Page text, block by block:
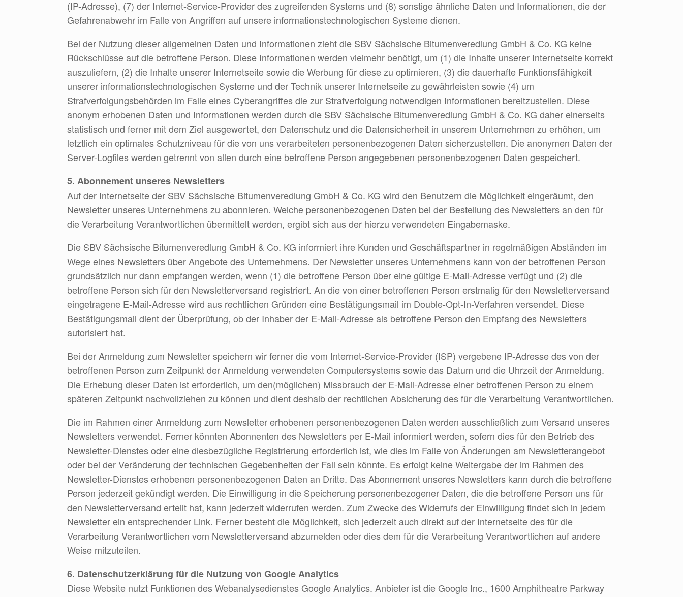
(IP-Adresse), (7) der Internet-Service-Provider des zugreifenden Systems und (8) sonstige ähnliche Daten und Informationen, die der
Gefahrenabwehr im Falle von Angriffen auf unsere informationstechnologischen Systeme dienen.
Bei der Nutzung dieser allgemeinen Daten und Informationen zieht die SBV Sächsische Bitumenveredlung GmbH & Co. KG keine
Rückschlüsse auf die betroffene Person. Diese Informationen werden vielmehr benötigt, um (1) die Inhalte unserer Internetseite korrekt
auszuliefern, (2) die Inhalte unserer Internetseite sowie die Werbung für diese zu optimieren, (3) die dauerhafte Funktionsfähigkeit
unserer informationstechnologischen Systeme und der Technik unserer Internetseite zu gewährleisten sowie (4) um
Strafverfolgungsbehörden im Falle eines Cyberangriffes die zur Strafverfolgung notwendigen Informationen bereitzustellen. Diese
anonym erhobenen Daten und Informationen werden durch die SBV Sächsische Bitumenveredlung GmbH & Co. KG daher einerseits
statistisch und ferner mit dem Ziel ausgewertet, den Datenschutz und die Datensicherheit in unserem Unternehmen zu erhöhen, um
letztlich ein optimales Schutzniveau für die von uns verarbeiteten personenbezogenen Daten sicherzustellen. Die anonymen Daten der
Server-Logfiles werden getrennt von allen durch eine betroffene Person angegebenen personenbezogenen Daten gespeichert.
5. Abonnement unseres Newsletters
Auf der Internetseite der SBV Sächsische Bitumenveredlung GmbH & Co. KG wird den Benutzern die Möglichkeit eingeräumt, den
Newsletter unseres Unternehmens zu abonnieren. Welche personenbezogenen Daten bei der Bestellung des Newsletters an den für
die Verarbeitung Verantwortlichen übermittelt werden, ergibt sich aus der hierzu verwendeten Eingabemaske.
Die SBV Sächsische Bitumenveredlung GmbH & Co. KG informiert ihre Kunden und Geschäftspartner in regelmäßigen Abständen im
Wege eines Newsletters über Angebote des Unternehmens. Der Newsletter unseres Unternehmens kann von der betroffenen Person
grundsätzlich nur dann empfangen werden, wenn (1) die betroffene Person über eine gültige E-Mail-Adresse verfügt und (2) die
betroffene Person sich für den Newsletterversand registriert. An die von einer betroffenen Person erstmalig für den Newsletterversand
eingetragene E-Mail-Adresse wird aus rechtlichen Gründen eine Bestätigungsmail im Double-Opt-In-Verfahren versendet. Diese
Bestätigungsmail dient der Überprüfung, ob der Inhaber der E-Mail-Adresse als betroffene Person den Empfang des Newsletters
autorisiert hat.
Bei der Anmeldung zum Newsletter speichern wir ferner die vom Internet-Service-Provider (ISP) vergebene IP-Adresse des von der
betroffenen Person zum Zeitpunkt der Anmeldung verwendeten Computersystems sowie das Datum und die Uhrzeit der Anmeldung.
Die Erhebung dieser Daten ist erforderlich, um den(möglichen) Missbrauch der E-Mail-Adresse einer betroffenen Person zu einem
späteren Zeitpunkt nachvollziehen zu können und dient deshalb der rechtlichen Absicherung des für die Verarbeitung Verantwortlichen.
Die im Rahmen einer Anmeldung zum Newsletter erhobenen personenbezogenen Daten werden ausschließlich zum Versand unseres
Newsletters verwendet. Ferner könnten Abonnenten des Newsletters per E-Mail informiert werden, sofern dies für den Betrieb des
Newsletter-Dienstes oder eine diesbezügliche Registrierung erforderlich ist, wie dies im Falle von Änderungen am Newsletterangebot
oder bei der Veränderung der technischen Gegebenheiten der Fall sein könnte. Es erfolgt keine Weitergabe der im Rahmen des
Newsletter-Dienstes erhobenen personenbezogenen Daten an Dritte. Das Abonnement unseres Newsletters kann durch die betroffene
Person jederzeit gekündigt werden. Die Einwilligung in die Speicherung personenbezogener Daten, die die betroffene Person uns für
den Newsletterversand erteilt hat, kann jederzeit widerrufen werden. Zum Zwecke des Widerrufs der Einwilligung findet sich in jedem
Newsletter ein entsprechender Link. Ferner besteht die Möglichkeit, sich jederzeit auch direkt auf der Internetseite des für die
Verarbeitung Verantwortlichen vom Newsletterversand abzumelden oder dies dem für die Verarbeitung Verantwortlichen auf andere
Weise mitzuteilen.
6. Datenschutzerklärung für die Nutzung von Google Analytics
Diese Website nutzt Funktionen des Webanalysedienstes Google Analytics. Anbieter ist die Google Inc., 1600 Amphitheatre Parkway